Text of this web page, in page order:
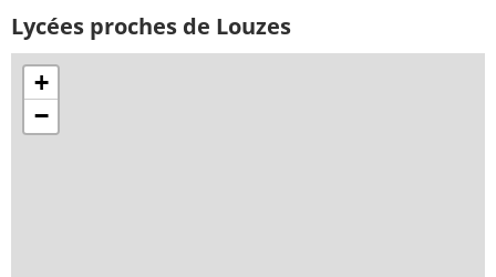
Lycées proches de Louzes
+
−